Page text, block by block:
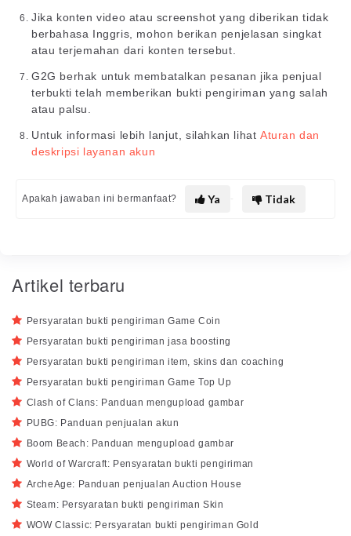
Jika konten video atau screenshot yang diberikan tidak
berbahasa Inggris, mohon berikan penjelasan singkat
atau terjemahan dari konten tersebut.
G2G berhak untuk membatalkan pesanan jika penjual
terbukti telah memberikan bukti pengiriman yang salah
atau palsu.
Untuk informasi lebih lanjut, silahkan lihat Aturan dan
deskripsi layanan akun
Apakah jawaban ini bermanfaat? Ya Tidak
Artikel terbaru
Persyaratan bukti pengiriman Game Coin
Persyaratan bukti pengiriman jasa boosting
Persyaratan bukti pengiriman item, skins dan coaching
Persyaratan bukti pengiriman Game Top Up
Clash of Clans: Panduan mengupload gambar
PUBG: Panduan penjualan akun
Boom Beach: Panduan mengupload gambar
World of Warcraft: Pensyaratan bukti pengiriman
ArcheAge: Panduan penjualan Auction House
Steam: Persyaratan bukti pengiriman Skin
WOW Classic: Persyaratan bukti pengiriman Gold